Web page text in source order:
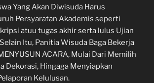
Yang Akan Diwisuda Harus
Persyaratan Akademis seperti
atuu tugas akhir serta lulus Ujian
Itu, Panitia Wisuda Baga Bekerja
ACARA, Mulai Dari Memilih
Dekorasi, Hingaga Menyiapkan
Kelulusan.